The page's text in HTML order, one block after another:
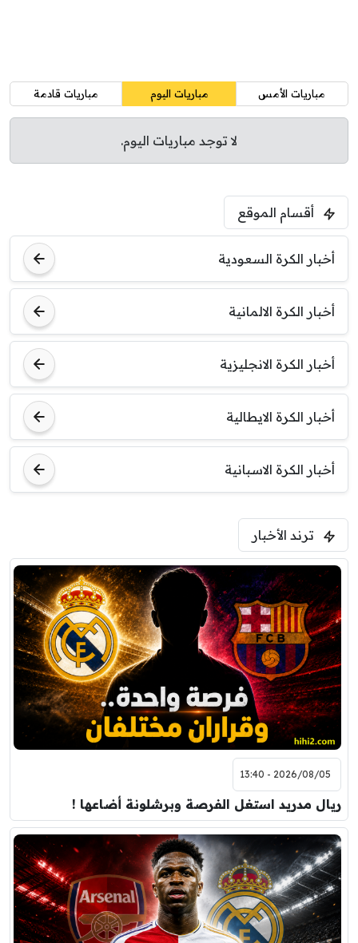
مباريات الأمس مباريات اليوم مباريات قادمة
لا توجد مباريات اليوم.
أقسام الموقع
أخبار الكرة السعودية
أخبار الكرة الالمانية
أخبار الكرة الانجليزية
أخبار الكرة الايطالية
أخبار الكرة الاسبانية
ترند الأخبار
2026/08/05 - 13:40
ريال مدريد استغل الفرصة وبرشلونة أضاعها !